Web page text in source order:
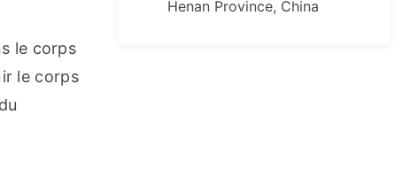
le corps
le corps
Henan Province, China